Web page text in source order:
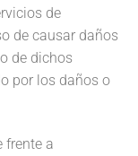
de
de causar daños
de dichos
por los daños o
frente a